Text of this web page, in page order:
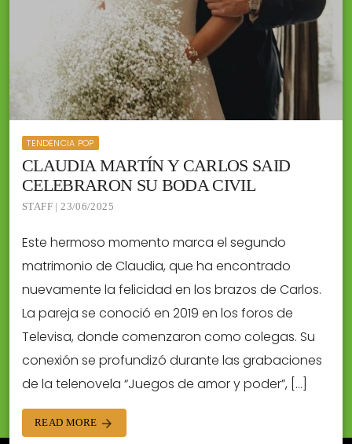
TENDENCIA POP
CLAUDIA MARTÍN Y CARLOS SAID
CELEBRARON SU BODA CIVIL
STAFF | 23/06/2025
Este hermoso momento marca el segundo
matrimonio de Claudia, que ha encontrado
nuevamente la felicidad en los brazos de Carlos.
La pareja se conoció en 2019 en los foros de
Televisa, donde comenzaron como colegas. Su
conexión se profundizó durante las grabaciones
de la telenovela “Juegos de amor y poder”, […]
READ MORE arrow_forward